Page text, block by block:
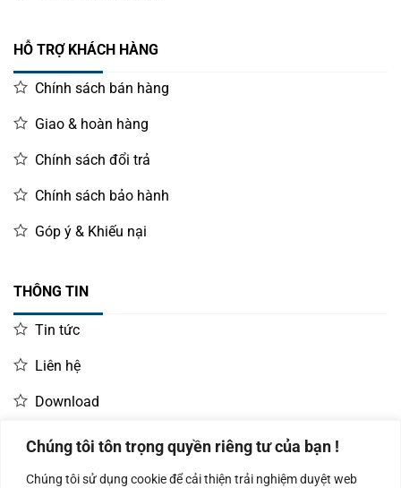
Chúng tôi tôn trọng quyền riêng tư của bạn !
Chúng tôi sử dụng cookie để cải thiện trải nghiệm duyệt web
HỖ TRỢ KHÁCH HÀNG
Chính sách bán hàng
Giao & hoàn hàng
Chính sách đổi trả
Chính sách bảo hành
Góp ý & Khiếu nại
THÔNG TIN
Tin tức
Liên hệ
Download
LIÊN HỆ MUA HÀNG